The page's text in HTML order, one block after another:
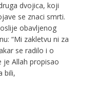
dvojica, koji
se znaci smrti.
obavljenog
“Mi zakletvu ni za
se radilo i o
je Allah propisao
bili,